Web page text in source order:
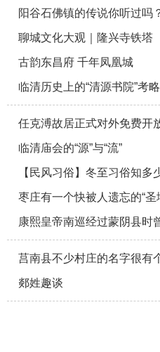
阳谷石佛镇的传说你听过吗
聊城文化大观｜隆兴寺铁塔
古韵东昌府 千年凤凰城
临清历史上的“清源书院”考略
任克溥故居正式对外免费开
临清庙会的“源”与“流”
【民风习俗】冬至习俗知多
枣庄有一个快被人遗忘的“圣
康熙皇帝南巡经过蒙阴县时
莒南县不少村庄的名字很有
郯姓趣谈